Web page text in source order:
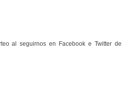
al seguirnos en Facebook e Twitter de